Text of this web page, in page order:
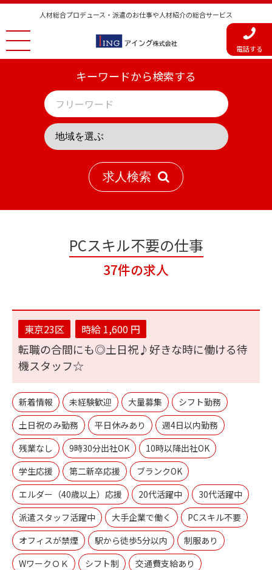
人材総合プロデュース・派遣のお仕事や人材紹介の総合サービス
電話する
キーワードから検索する
求人検索
PCスキル不要の仕事
37件の求人
東京23区 時給 1,600 円
転職の合間にも◎土日祝♪好きな時に働ける待
機スタッフ☆
新着情報 未経験歓迎 大量募集
シフト勤務
土日祝のみ勤務
平日休みあり
週4日以内勤務
残業なし
9時30分出社OK
10時以降出社OK
学生応援
第二新卒応援
ブランクOK
エルダー（40歳以上）応援
20代活躍中
30代活躍中
派遣スタッフ活躍中
大手企業で働く
PCスキル不要
オフィスが禁煙
駅から徒歩5分以内
制服あり
WワークＯＫ
シフト制
交通費支給あり